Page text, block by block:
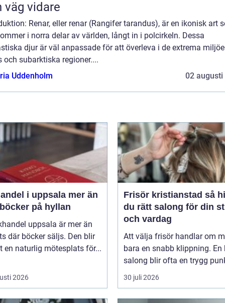
väg vidare
Renar, eller renar (Rangifer tarandus), är en ikonisk art
i norra delar av världen, långt in i polcirkeln. Dessa
djur är väl anpassade för att överleva i de extrema
och subarktiska regioner....
Uddenholm
02 augusti
i uppsala mer än
på hyllan
uppsala är mer än
där böcker säljs. Den blir
en naturlig mötesplats för...
2026
Frisör kristianstad så hittar
du rätt salong för din
och vardag
Att välja frisör handlar om
bara en snabb klippning. En
salong blir ofta en trygg
30 juli 2026